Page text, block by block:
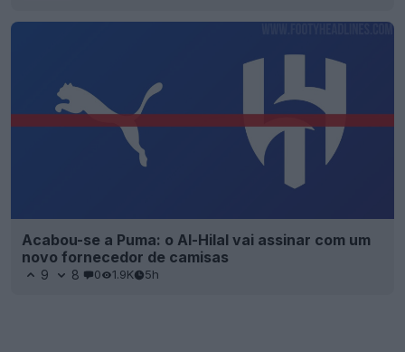
Acabou-se a Puma: o Al-Hilal vai assinar com um
novo fornecedor de camisas
9 8 0 1.9K 5h